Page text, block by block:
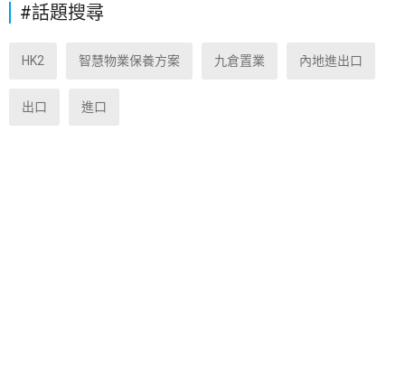
#話題搜尋
HK2 智慧物業保養方案 九倉置業 內地進出口
出口 進口